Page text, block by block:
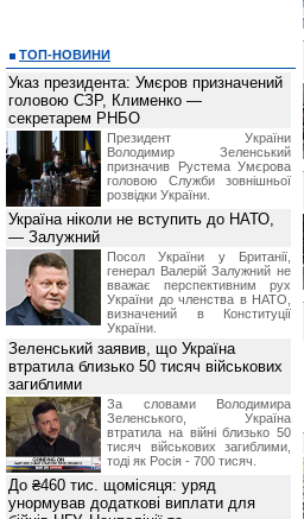
ТОП-НОВИНИ
Указ президента: Умєров призначений
головою СЗР, Клименко —
секретарем РНБО
Президент України
Володимир Зеленський
призначив Pустема Умєрова
головою Служби зовнішньої
розвідки України.
Україна ніколи не вступить до НАТО,
— Залужний
Посол України у Британії,
генерал Валерій Залужний не
вважає перспективним рух
України до членства в НАТО,
визначений в Конституції
України.
Зеленський заявив, що Україна
втратила близько 50 тисяч військових
загиблими
За словами Володимира
Зеленського, Україна
втратила на війні близько 50
тисяч військових загиблими,
тоді як Росія - 700 тисяч.
До ₴460 тис. щомісяця: уряд
унормував додаткові виплати для